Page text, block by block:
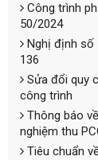
Công trình
50/2024
Nghị định số
136
Sửa đổi quy
công trình
Thông báo
nghiệm thu
Tiêu chuẩn